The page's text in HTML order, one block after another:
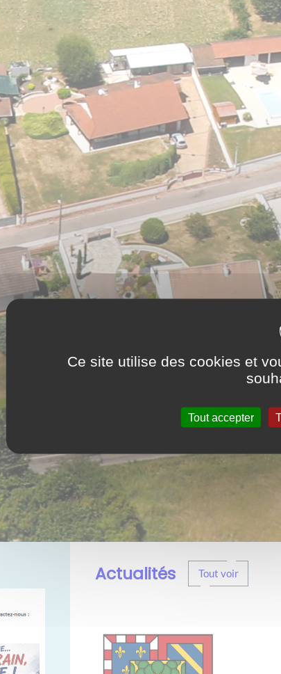
Actualités Tout voir
Ce site utilise des cookies et
Tout accepter